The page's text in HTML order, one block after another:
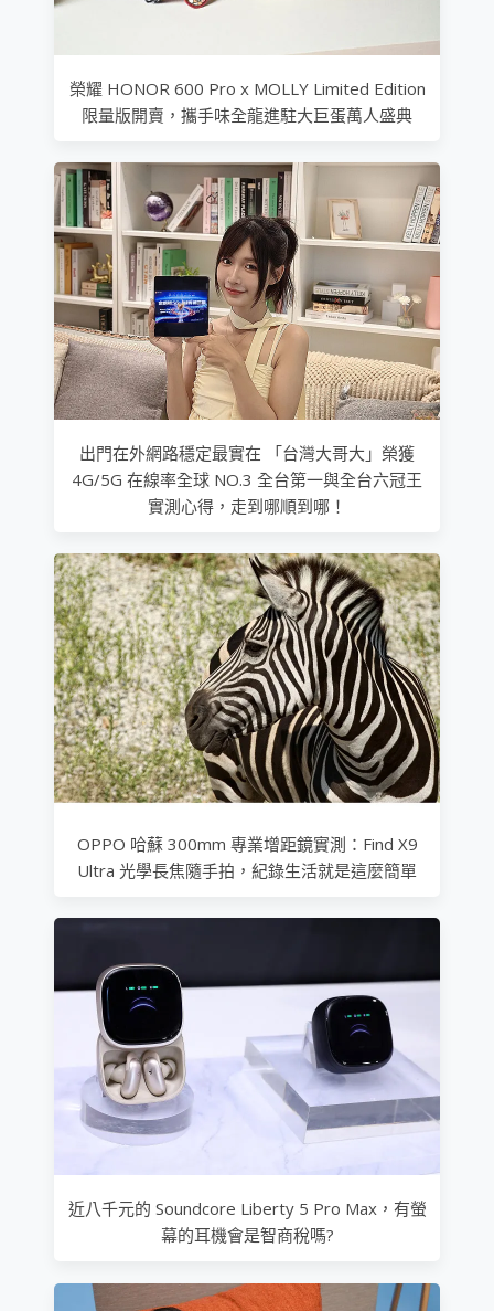
榮耀 HONOR 600 Pro x MOLLY Limited Edition
限量版開賣，攜手味全龍進駐大巨蛋萬人盛典
出門在外網路穩定最實在 「台灣大哥大」榮獲
4G/5G 在線率全球 NO.3 全台第一與全台六冠王
實測心得，走到哪順到哪！
OPPO 哈蘇 300mm 專業增距鏡實測：Find X9
Ultra 光學長焦隨手拍，紀錄生活就是這麼簡單
近八千元的 Soundcore Liberty 5 Pro Max，有螢
幕的耳機會是智商稅嗎?